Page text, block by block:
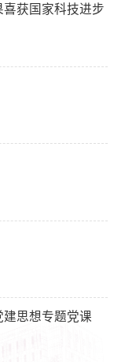
获国家科技进步
思想专题党课